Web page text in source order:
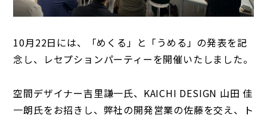
10月22日には、「めくる」と「うめる」の発表を記
念し、レセプションパーティーを開催いたしました。
空間デザイナー吉里謙一氏、KAICHI DESIGN 山田 佳
一朗氏をお招きし、弊社の開発営業の佐藤を交え、ト